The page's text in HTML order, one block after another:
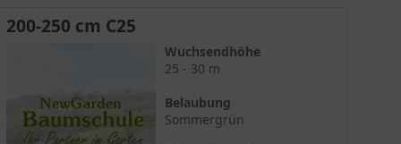
200-250 cm C25
Wuchsendhöhe
25 - 30 m
Belaubung
Sommergrün